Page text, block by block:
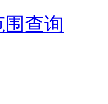
查询